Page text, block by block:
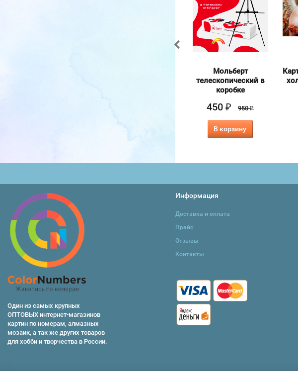
В корзину
Мольберт
телескопический в
коробке
450₽ 950₽
В корзину
Один из самых крупных
ОПТОВЫХ интернет-магазинов
картин по номерам, алмазных
мозаик, а так же других товаров
для хобби и творчества в России.
Информация
Доставка и оплата
Прайс
Отзывы
Контакты